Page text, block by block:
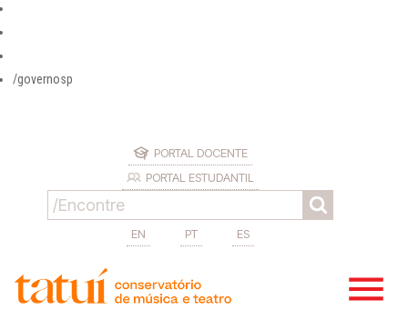
/governosp
PORTAL DOCENTE
PORTAL ESTUDANTIL
EN PT ES